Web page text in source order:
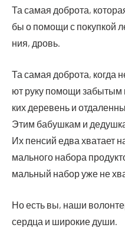
Та самая доб­ро­та,
бы о помо­щи с покуп­кой
ния, дровь.
Та самая доб­ро­та, когда
ют руку помо­щи
ких дере­вень и
Этим бабуш­кам и
Их пен­сий едва хва­та­ет
маль­но­го набо­ра
маль­ный набор уже не
Но есть вы, наши
серд­ца и широ­кие души.